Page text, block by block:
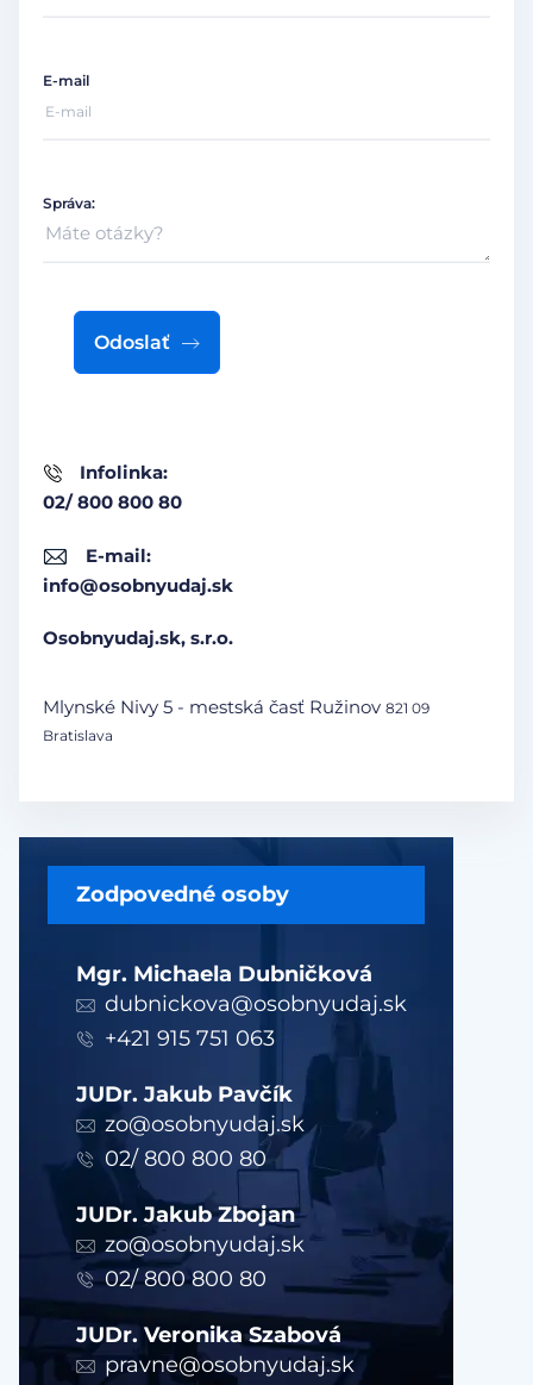
Zodpovedné osoby
Mgr. Michaela Dubničková
dubnickova@osobnyudaj.sk
+421 915 751 063
JUDr. Jakub Pavčík
zo@osobnyudaj.sk
02/ 800 800 80
JUDr. Jakub Zbojan
zo@osobnyudaj.sk
02/ 800 800 80
JUDr. Veronika Szabová
pravne@osobnyudaj.sk
Infolinka:
02/ 800 800 80
E-mail:
info@osobnyudaj.sk
Osobnyudaj.sk, s.r.o.
Mlynské Nivy 5 - mestská časť Ružinov 821 09
Bratislava
E-mail
Správa:
Odoslať